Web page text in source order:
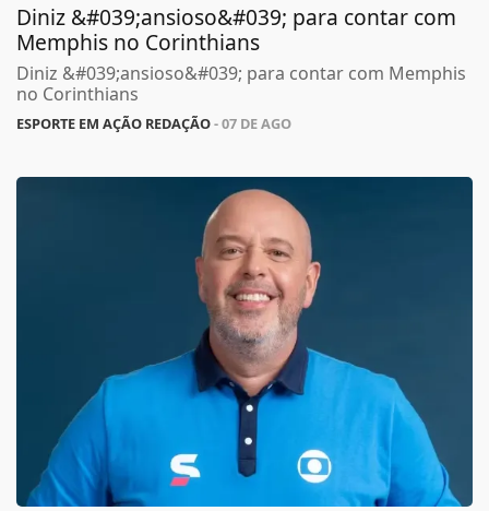
Diniz &#039;ansioso&#039; para contar com
Memphis no Corinthians
Diniz &#039;ansioso&#039; para contar com Memphis
no Corinthians
ESPORTE EM AÇÃO REDAÇÃO- 07 DE AGO